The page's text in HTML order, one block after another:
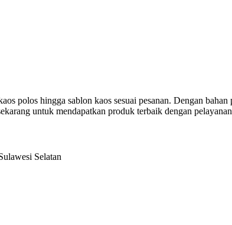
polos hingga sablon kaos sesuai pesanan. Dengan
untuk mendapatkan produk terbaik dengan
Selatan